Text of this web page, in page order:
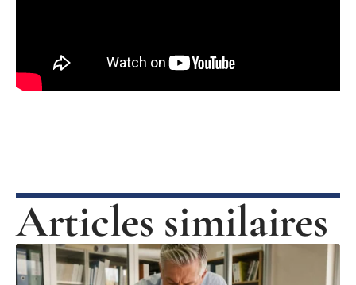
Articles similaires